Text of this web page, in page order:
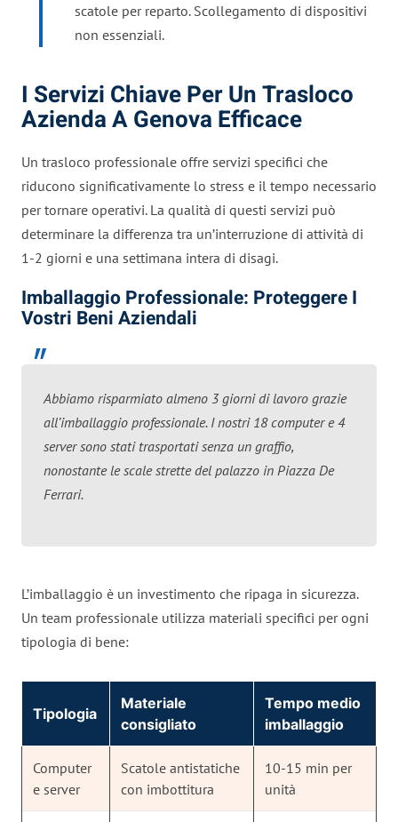
scatole per reparto. Scollegamento di dispositivi
non essenziali.
I Servizi Chiave Per Un Trasloco
Azienda A Genova Efficace
Un trasloco professionale offre servizi specifici che
riducono significativamente lo stress e il tempo necessario
per tornare operativi. La qualità di questi servizi può
determinare la differenza tra un’interruzione di attività di
1-2 giorni e una settimana intera di disagi.
Imballaggio Professionale: Proteggere I
Vostri Beni Aziendali
Abbiamo risparmiato almeno 3 giorni di lavoro grazie
all’imballaggio professionale. I nostri 18 computer e 4
server sono stati trasportati senza un graffio,
nonostante le scale strette del palazzo in Piazza De
Ferrari.
L’imballaggio è un investimento che ripaga in sicurezza.
Un team professionale utilizza materiali specifici per ogni
tipologia di bene:
Tipologia
Materiale
consigliato
Tempo medio
imballaggio
Computer
e server
Scatole antistatiche
con imbottitura
10-15 min per
unità